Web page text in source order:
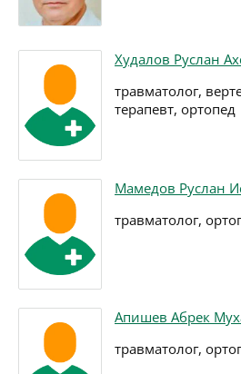
Худалов Руслан
травматолог,
терапевт, ортопед
Мамедов Руслан
травматолог,
Апишев Абрек
травматолог,